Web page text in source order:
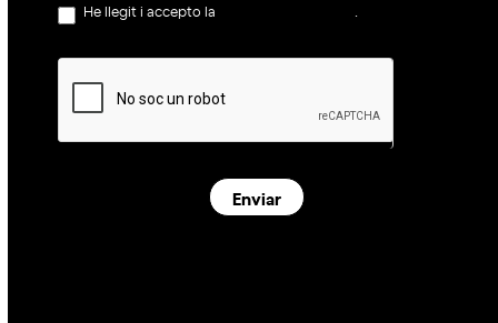
He llegit i accepto la
Enviar